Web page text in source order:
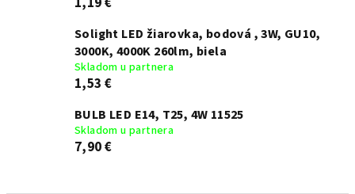
Solight LED žiarovka, bodová , 3W, GU10,
3000K, 4000K 260lm, biela
Skladom u partnera
1,53 €
BULB LED E14, T25, 4W 11525
Skladom u partnera
7,90 €